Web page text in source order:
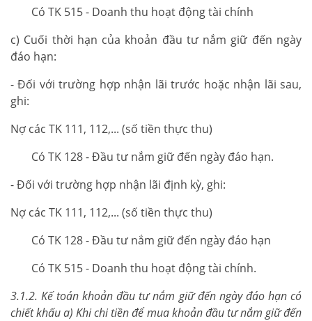
Có TK 515 - Doanh thu hoạt động tài chính
c) Cuối thời hạn của khoản đầu tư nắm giữ đến ngày
đáo hạn:
- Đối với trường hợp nhận lãi trước hoặc nhận lãi sau,
ghi:
Nợ các TK 111, 112,... (số tiền thực thu)
Có TK 128 - Đầu tư nắm giữ đến ngày đáo hạn.
- Đối với trường hợp nhận lãi định kỳ, ghi:
Nợ các TK 111, 112,... (số tiền thực thu)
Có TK 128 - Đầu tư nắm giữ đến ngày đáo hạn
Có TK 515 - Doanh thu hoạt động tài chính.
3.1.2. Kế toán khoản đầu tư nắm giữ đến ngày đáo hạn có
chiết khấu a) Khi chi tiền để mua khoản đầu tư nắm giữ đến